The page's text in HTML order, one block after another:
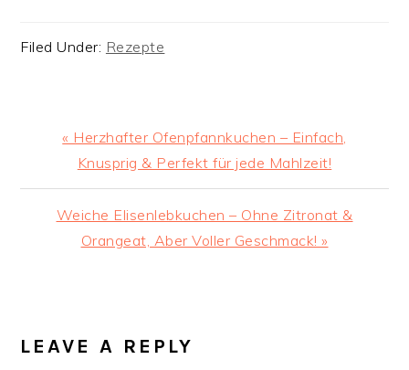
Filed Under: Rezepte
Previous
Post:
« Herzhafter Ofenpfannkuchen – Einfach,
Knusprig & Perfekt für jede Mahlzeit!
Next
Post:
Weiche Elisenlebkuchen – Ohne Zitronat &
Orangeat, Aber Voller Geschmack! »
INTERACTIONS
LEAVE A REPLY